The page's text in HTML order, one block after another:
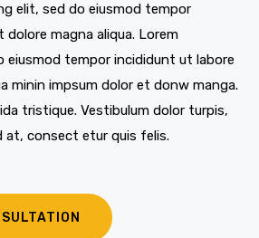
elit, sed do eiusmod tempor
magna aliqua. Lorem
eiusmod tempor incididunt ut labore
minin impsum dolor et donw manga.
tristique. Vestibulum dolor turpis,
at, consect etur quis felis.